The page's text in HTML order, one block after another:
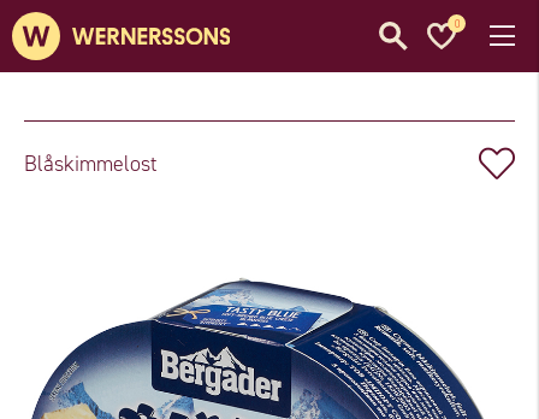
0
Blåskimmelost